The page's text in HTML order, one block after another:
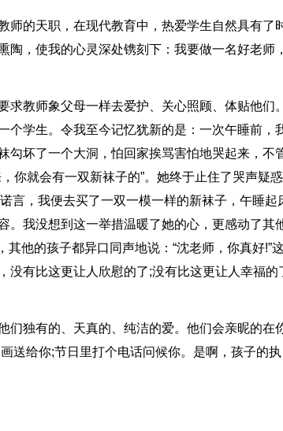
师的天职，在现代教育中，热爱学生自然具有了
，使我的心灵深处镌刻下：我要做一名好老师，
教师象父母一样去爱护、关心照顾、体贴他们。
个学生。令我至今记忆犹新的是：一次午睡前，
勾坏了一个大洞，怕回家挨骂害怕地哭起来，不
你就会有一双新袜子的”。她终于止住了哭声疑
言，我便去买了一双一模一样的新袜子，午睡起
。我没想到这一举措温暖了她的心，更感动了其
他的孩子都异口同声地说：“沈老师，你真好!”
没有比这更让人欣慰的了;没有比这更让人幸福的
们独有的、天真的、纯洁的爱。他们会亲昵的在
送给你;节日里打个电话问候你。是啊，孩子的执